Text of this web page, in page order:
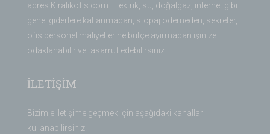
adres Kiralikofis.com. Elektrik, su, doğalgaz, internet gibi
genel giderlere katlanmadan, stopaj ödemeden, sekreter,
ofis personel maliyetlerine bütçe ayırmadan işinize
odaklanabilir ve tasarruf edebilirsiniz.
İLETİŞİM
Bizimle iletişime geçmek için aşağıdaki kanalları
kullanabilirsiniz.